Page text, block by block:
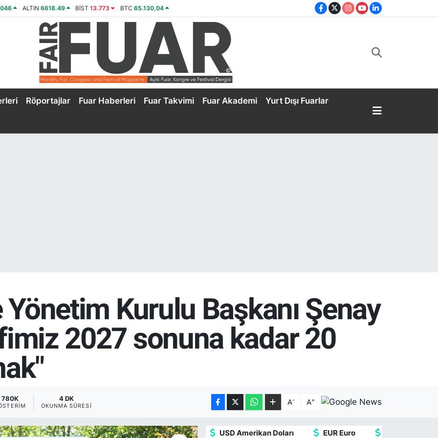
ALTIN 6618.49 BİST13.773 BTC 65.130,04
Röportajlar Fuar Haberleri Fuar Takvimi Fuar Akademi Yurt Dışı Fuarlar
Kurulu Başkanı Şenay
2027 sonuna kadar 20
780K 4 DK
OKUNMA SÜRESI A- A+
USD Amerikan Doları
EUR Euro